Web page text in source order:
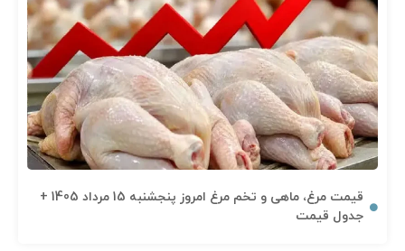
قیمت مرغ، ماهی و تخم مرغ امروز پنجشنبه 15 مرداد 1405 +
جدول قیمت